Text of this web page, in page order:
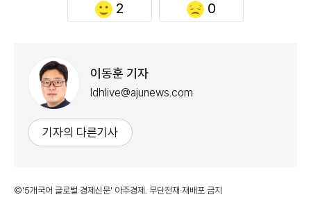
2 0
이동훈 기자
ldhlive@ajunews.com
기자의 다른기사
©'5개국어 글로벌 경제신문' 아주경제. 무단전재·재배포 금지